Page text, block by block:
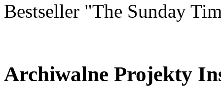
Bestseller "The Sunday
Archiwalne Projekty